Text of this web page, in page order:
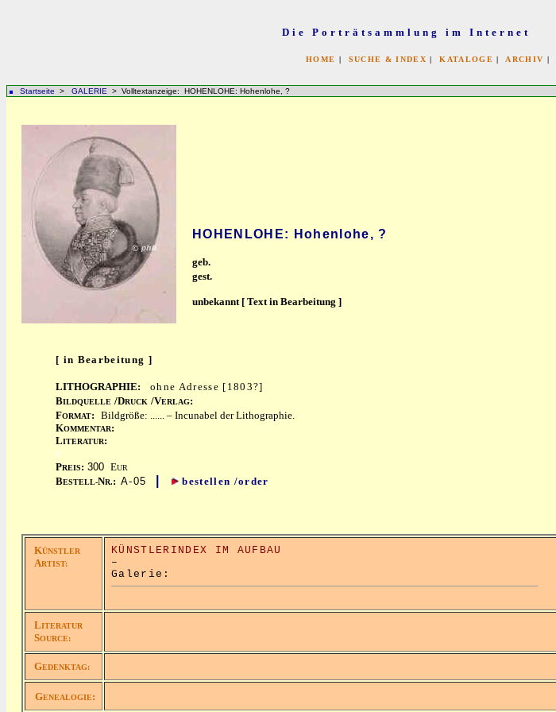
Die Porträtsammlung im Internet
HOME | SUCHE & INDEX |KATALOGE | ARCHIV |
Startseite > GALERIE > Volltextanzeige: HOHENLOHE: Hohenlohe, ?
HOHENLOHE: Hohenlohe, ?
geb.
gest.
unbekannt [ Text in Bearbeitung ]
[ in Bearbeitung ]
LITHOGRAPHIE:
ohne Adresse [1803?]
BILDQUELLE /DRUCK /VERLAG:
FORMAT: Bildgröße: ...... – Incunabel der Lithographie.
KOMMENTAR:
LITERATUR:
x
PREIS: 300 EUR
BESTELL-NR.: A-05 | bestellen /order
KÜNSTLER
ARTIST:
KÜNSTLERINDEX IM AUFBAU
–
Galerie:
LITERATUR
SOURCE:
GEDENKTAG:
GENEALOGIE: